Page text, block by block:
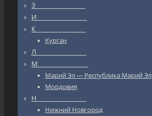
З_________________
И_________________
К_________________
Курган
Л_________________
М_________________
Марий Эл — Республика Марий Эл
Мордовия
Н_________________
Нижний Новгород